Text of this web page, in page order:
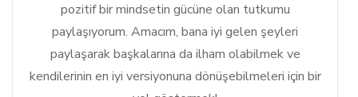
pozitif bir mindsetin gücüne olan tutkumu
paylaşıyorum. Amacım, bana iyi gelen şeyleri
paylaşarak başkalarına da ilham olabilmek ve
kendilerinin en iyi versiyonuna dönüşebilmeleri için bir